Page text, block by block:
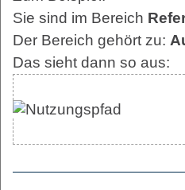
Sie sind im Bereich
Der Bereich gehört zu:
Das sieht dann so aus: